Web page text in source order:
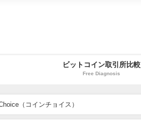
ビットコイン取引所比較
Free Diagnosis
（コインチョイス）